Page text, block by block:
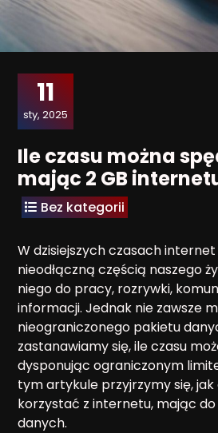
11
sty, 2025
Ile czasu można
mając 2 GB
Bez kategorii
W dzisiejszych czasach internet
nieodłączną częścią naszego
niego do pracy, rozrywki,
informacji. Jednak nie zawsze
nieograniczonego pakietu
zastanawiamy się, ile czasu
dysponując ograniczonym
tym artykule przyjrzymy się, jak
korzystać z internetu, mając do
danych.